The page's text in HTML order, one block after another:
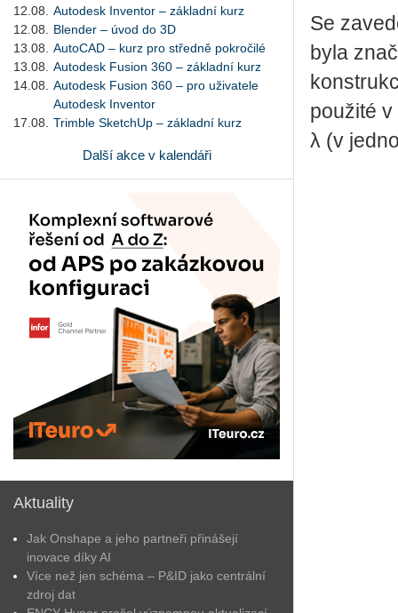
12.08.
Autodesk Inventor – základní kurz
12.08.
Blender – úvod do 3D
13.08.
AutoCAD – kurz pro středně pokročilé
13.08.
Autodesk Fusion 360 – základní kurz
14.08.
Autodesk Fusion 360 – pro uživatele
Autodesk Inventor
17.08.
Trimble SketchUp – základní kurz
Další akce v kalendáři
Aktuality
Jak Onshape a jeho partneři přinášejí
inovace díky AI
Více než jen schéma – P&ID jako centrální
zdroj dat
Se
byla
použité
λ (v